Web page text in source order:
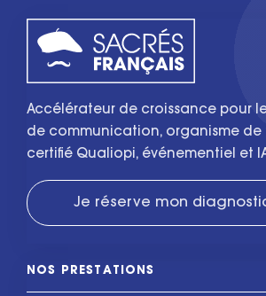
Accélérateur de croissance pour
de communication, organisme
certifié Qualiopi, événementiel et
Je réserve mon
NOS PRESTATIONS